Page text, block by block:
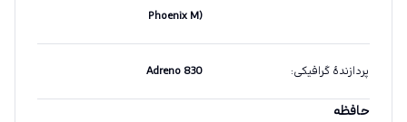
Phoenix M)
پردازندهٔ گرافیکی:
Adreno 830
حافظه